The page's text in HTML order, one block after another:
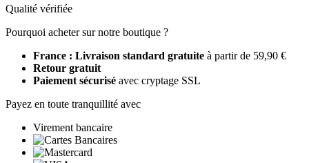
Qualité vérifiée
Pourquoi acheter sur notre boutique ?
France : Livraison standard gratuite à partir de 59,90 €
Retour gratuit
Paiement sécurisé avec cryptage SSL
Payez en toute tranquillité avec
Virement bancaire